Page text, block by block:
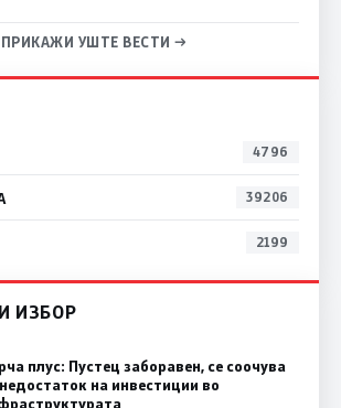
ПРИКАЖИ УШТЕ ВЕСТИ →
4796
39206
2199
ИЗБОР
плус: Пустец заборавен, се соочува
на инвестиции во